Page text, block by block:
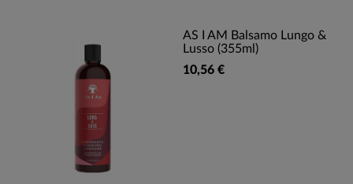
AS I AM Balsamo Lungo &
Lusso (355ml)
10,56 €